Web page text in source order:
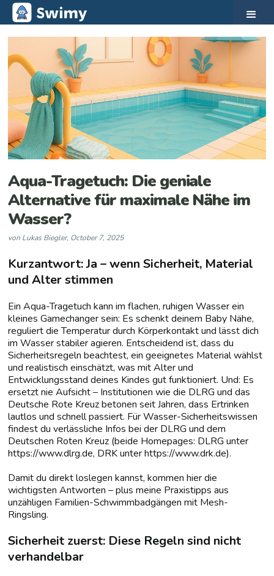
Aqua-Tragetuch: Die geniale
Alternative für maximale Nähe im
Wasser?
von Lukas Biegler, October 7, 2025
Kurzantwort: Ja – wenn Sicherheit, Material
und Alter stimmen
Ein Aqua-Tragetuch kann im flachen, ruhigen Wasser ein
kleines Gamechanger sein: Es schenkt deinem Baby Nähe,
reguliert die Temperatur durch Körperkontakt und lässt dich
im Wasser stabiler agieren. Entscheidend ist, dass du
Sicherheitsregeln beachtest, ein geeignetes Material wählst
und realistisch einschätzt, was mit Alter und
Entwicklungsstand deines Kindes gut funktioniert. Und: Es
ersetzt nie Aufsicht – Institutionen wie die DLRG und das
Deutsche Rote Kreuz betonen seit Jahren, dass Ertrinken
lautlos und schnell passiert. Für Wasser-Sicherheitswissen
findest du verlässliche Infos bei der DLRG und dem
Deutschen Roten Kreuz (beide Homepages: DLRG unter
https://www.dlrg.de, DRK unter https://www.drk.de).
Damit du direkt loslegen kannst, kommen hier die
wichtigsten Antworten – plus meine Praxistipps aus
unzähligen Familien-Schwimmbadgängen mit Mesh-
Ringsling.
Sicherheit zuerst: Diese Regeln sind nicht
verhandelbar